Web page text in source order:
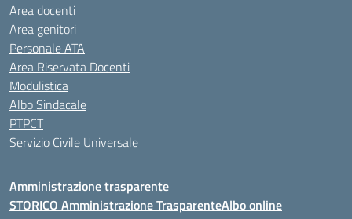
Area docenti
Area genitori
Personale ATA
Area Riservata Docenti
Modulistica
Albo Sindacale
PTPCT
Servizio Civile Universale
Amministrazione trasparente
STORICO Amministrazione TrasparenteAlbo online